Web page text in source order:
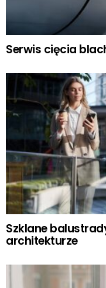
Serwis cięcia
Szklane
architekturze